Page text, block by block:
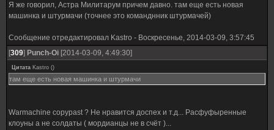
Я же говорил, Астра Милитарум причем давно. там еще есть новая
машинка и штурмачи (точнее это команднник штурмачей)
Сообщение отредактировал Kastro - Воскресенье, 2014-03-09, 3:57:45
[309] Punch-Oi [2014-03-09, 4:49:30]
Цитата Kastro ()
там еще есть новая машинка и штурмачи
Warmachine copypast ? Не нравится доспех и т.д... Расфуфыренные
клоуны а не солдаты ( мордианцы не в счёт )...